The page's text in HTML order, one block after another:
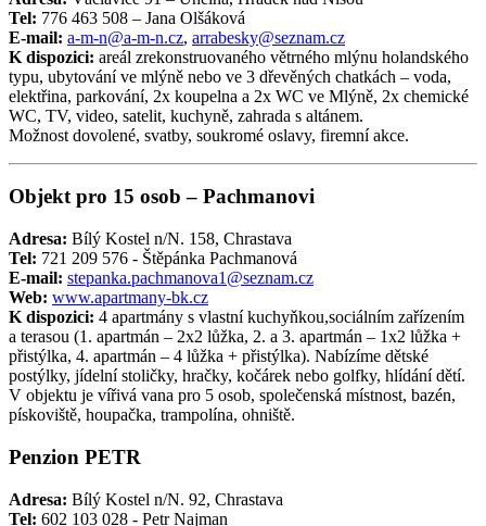
Tel: 776 463 508 – Jana Olšáková
E-mail: a-m-n@a-m-n.cz, arrabesky@seznam.cz
K dispozici: areál zrekonstruovaného větrného mlýnu holandského
typu, ubytování ve mlýně nebo ve 3 dřevěných chatkách – voda,
elektřina, parkování, 2x koupelna a 2x WC ve Mlýně, 2x chemické
WC, TV, video, satelit, kuchyně, zahrada s altánem.
Možnost dovolené, svatby, soukromé oslavy, firemní akce.
Objekt pro 15 osob – Pachmanovi
Adresa: Bílý Kostel n/N. 158, Chrastava
Tel: 721 209 576 - Štěpánka Pachmanová
E-mail: stepanka.pachmanova1@seznam.cz
Web: www.apartmany-bk.cz
K dispozici: 4 apartmány s vlastní kuchyňkou,sociálním zařízením
a terasou (1. apartmán – 2x2 lůžka, 2. a 3. apartmán – 1x2 lůžka +
přistýlka, 4. apartmán – 4 lůžka + přistýlka). Nabízíme dětské
postýlky, jídelní stoličky, hračky, kočárek nebo golfky, hlídání dětí.
V objektu je vířivá vana pro 5 osob, společenská místnost, bazén,
pískoviště, houpačka, trampolína, ohniště.
Penzion PETR
Adresa: Bílý Kostel n/N. 92, Chrastava
Tel: 602 103 028 - Petr Najman